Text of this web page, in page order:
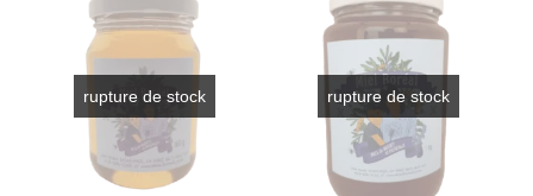
rupture de stock rupture de stock